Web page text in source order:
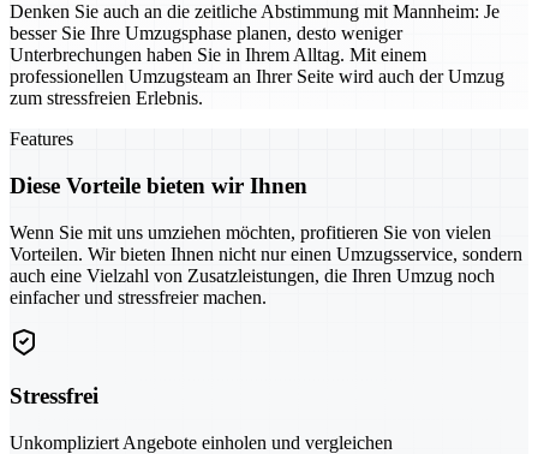
Denken Sie auch an die zeitliche Abstimmung mit Mannheim: Je
besser Sie Ihre Umzugsphase planen, desto weniger
Unterbrechungen haben Sie in Ihrem Alltag. Mit einem
professionellen Umzugsteam an Ihrer Seite wird auch der Umzug
zum stressfreien Erlebnis.
Features
Diese Vorteile bieten wir Ihnen
Wenn Sie mit uns umziehen möchten, profitieren Sie von vielen
Vorteilen. Wir bieten Ihnen nicht nur einen Umzugsservice, sondern
auch eine Vielzahl von Zusatzleistungen, die Ihren Umzug noch
einfacher und stressfreier machen.
Stressfrei
Unkompliziert Angebote einholen und vergleichen